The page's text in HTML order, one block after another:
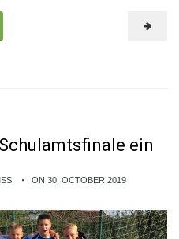
ein
ON 30. OCTOBER 2019